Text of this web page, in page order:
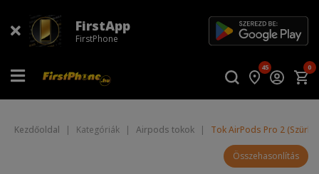
FirstApp
FirstPhone
45 0
Kezdőoldal | Kategóriák | Airpods tokok | Tok AirPods Pro 2 (Szürke)
Összehasonlítás